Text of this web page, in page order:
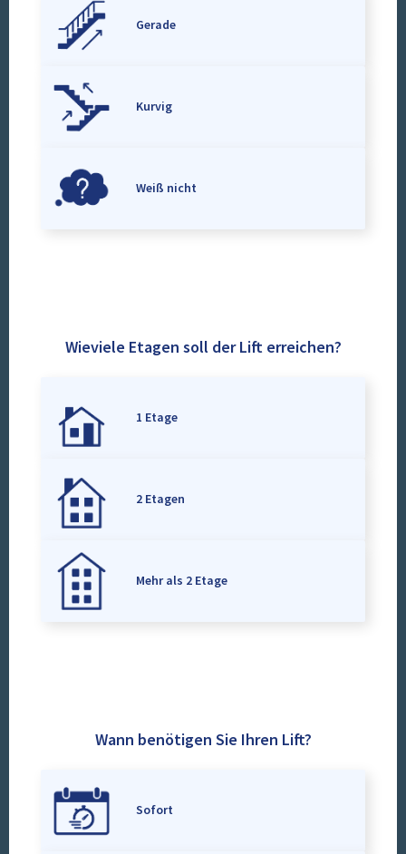
Gerade
Kurvig
Weiß nicht
Wieviele Etagen soll der Lift erreichen?
1 Etage
2 Etagen
Mehr als 2 Etage
Wann benötigen Sie Ihren Lift?
Sofort